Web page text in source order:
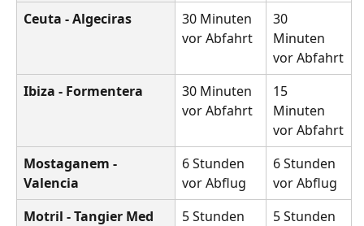
Ceuta - Algeciras
30 Minuten
vor Abfahrt
30
Minuten
vor Abfahrt
Ibiza - Formentera
30 Minuten
vor Abfahrt
15
Minuten
vor Abfahrt
Mostaganem -
Valencia
6 Stunden
vor Abflug
6 Stunden
vor Abflug
Motril - Tangier Med
5 Stunden
5 Stunden